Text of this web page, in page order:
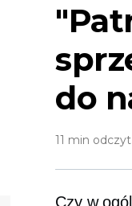
do
11 min odczyt
Czy w